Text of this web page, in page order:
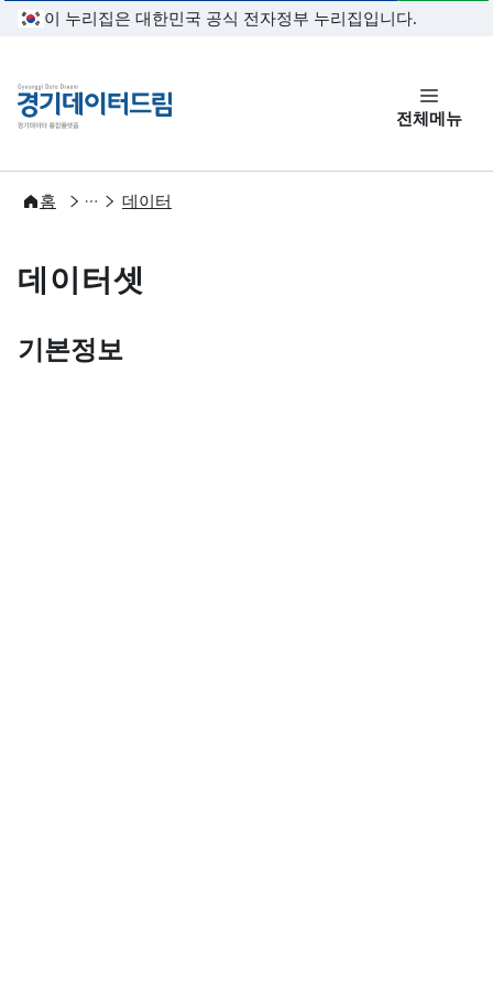
본문 바로가기
이 누리집은 대한민국 공식 전자정부 누리집입니다.
경기데이터드림
전체메뉴
홈
개방 데이터
데이터셋
기본정보